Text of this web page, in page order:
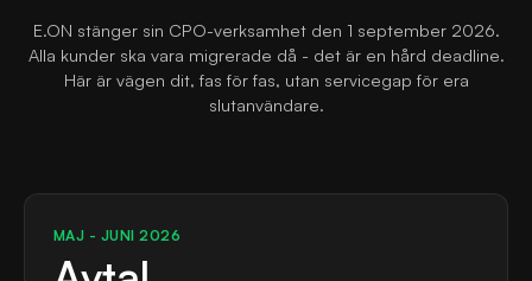
E.ON stänger sin CPO-verksamhet den 1 september 2026.
Alla kunder ska vara migrerade då - det är en hård deadline.
Här är vägen dit, fas för fas, utan servicegap för era
slutanvändare.
MAJ - JUNI 2026